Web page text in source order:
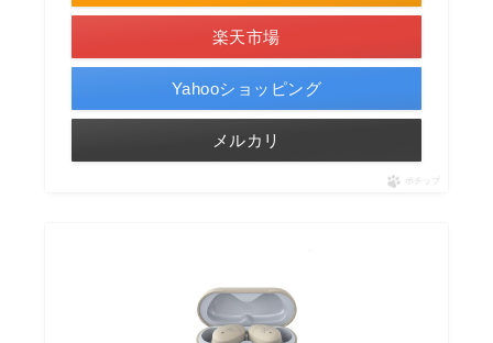
楽天市場
Yahooショッピング
メルカリ
ポチップ